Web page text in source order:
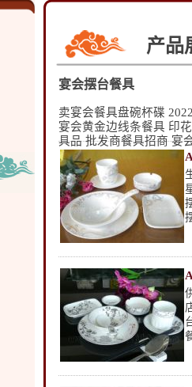
产品
宴会摆台餐具
卖宴会餐具盘碗杯碟
宴会黄金边线条餐具 印
具品 批发商餐具招商 宴